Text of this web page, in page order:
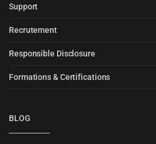
Support
Recrutement
Responsible Disclosure
Formations & Certifications
BLOG